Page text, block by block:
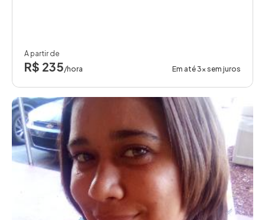
A partir de
R$ 235/hora Em até 3x sem juros